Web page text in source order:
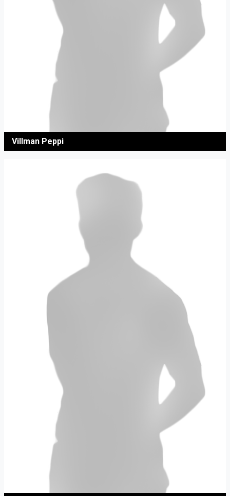
Villman Peppi